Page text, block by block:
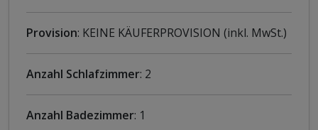
Provision: KEINE KÄUFERPROVISION (inkl. MwSt.)
Anzahl Schlafzimmer: 2
Anzahl Badezimmer: 1